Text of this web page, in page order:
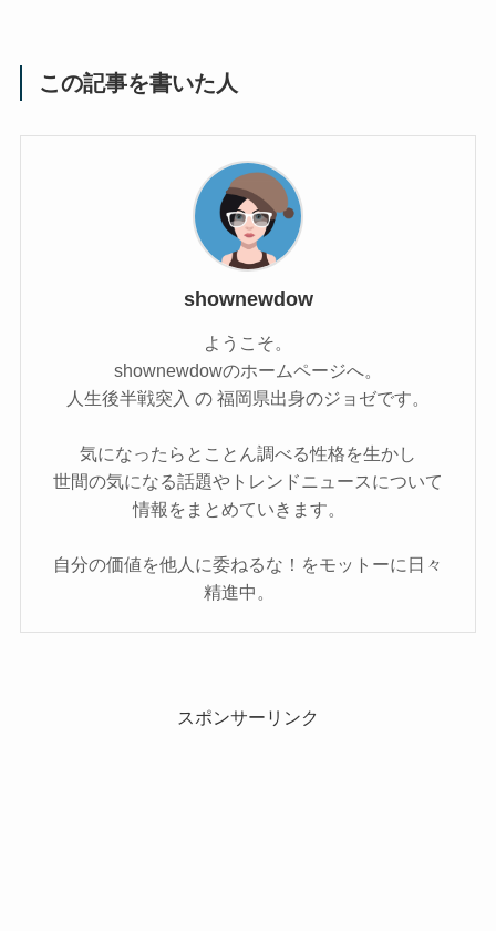
この記事を書いた人
shownewdow
ようこそ。
shownewdowのホームページへ。
人生後半戦突入 の 福岡県出身のジョゼです。
気になったらとことん調べる性格を生かし
世間の気になる話題やトレンドニュースについて
情報をまとめていきます。
自分の価値を他人に委ねるな！をモットーに日々
精進中。
スポンサーリンク